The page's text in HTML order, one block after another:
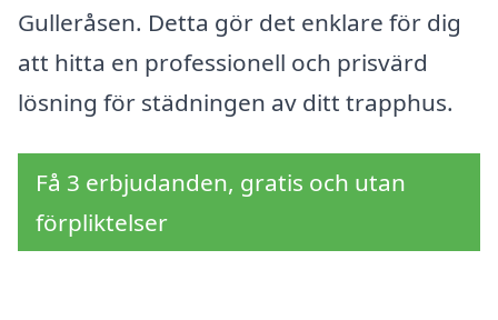
Gulleråsen. Detta gör det enklare för dig
att hitta en professionell och prisvärd
lösning för städningen av ditt trapphus.
Få 3 erbjudanden, gratis och utan
förpliktelser